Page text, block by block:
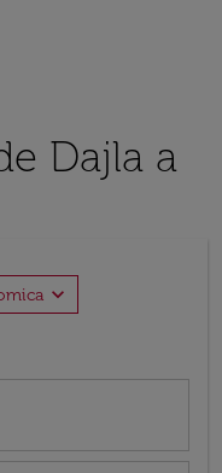
Dajla a
expand_more